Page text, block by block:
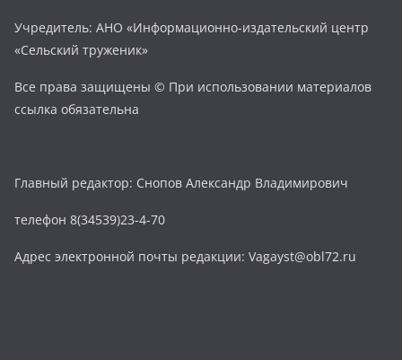
Учредитель: АНО «Информационно-издательский центр
«Сельский труженик»
Все права защищены © При использовании материалов
ссылка обязательна
Главный редактор: Снопов Александр Владимирович
телефон 8(34539)23-4-70
Адрес электронной почты редакции: Vagayst@obl72.ru